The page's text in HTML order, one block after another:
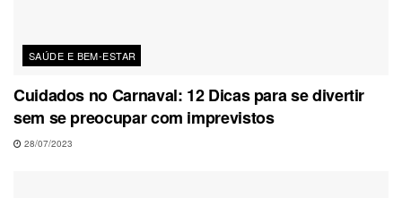
SAÚDE E BEM-ESTAR
Cuidados no Carnaval: 12 Dicas para se divertir
sem se preocupar com imprevistos
28/07/2023